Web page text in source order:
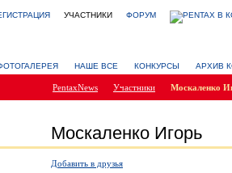
УЧАСТНИКИ ФОРУМ
НАШЕ ВСЕ КОНКУРСЫ АРХИВ
PentaxNews Участники Москаленко
Москаленко Игорь
Добавить в друзья